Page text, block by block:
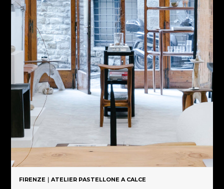
FIRENZE｜ATELIER PASTELLONE A CALCE